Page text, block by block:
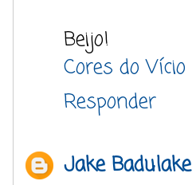
Beijo!
Cores do Vício
Responder
Jake Badulake